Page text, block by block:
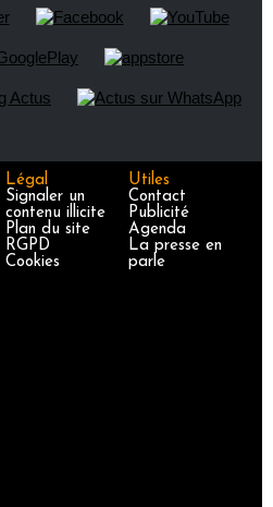
Légal
Signaler un
contenu illicite
Plan du site
RGPD
Cookies
Utiles
Contact
Publicité
Agenda
La presse en
parle